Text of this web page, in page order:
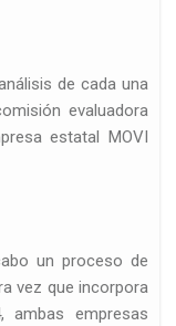
de cada una
evaluadora
estatal MOVI
un proceso de
vez que incorpora
ambas empresas